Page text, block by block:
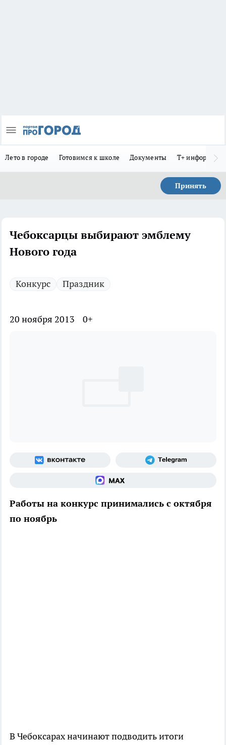
Лето в городе Готовимся к школе Документы Т+
Принять
Чебоксарцы выбирают эмблему
Нового года
Конкурс Праздник
20 ноября 2013 0+
Работы на конкурс принимались с октября
по ноябрь
В Чебоксарах начинают подводить итоги